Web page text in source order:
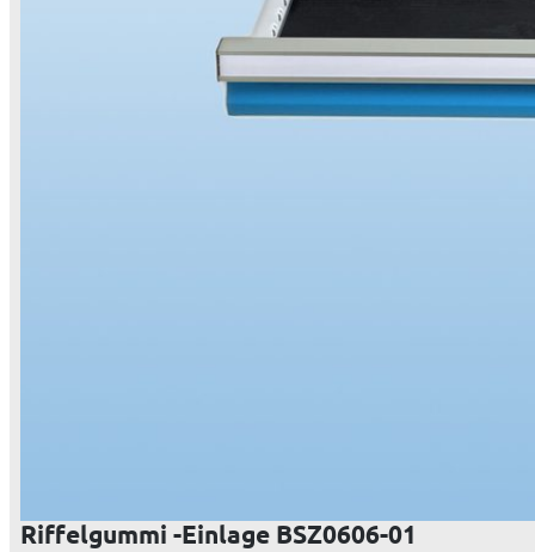
Riffelgummi -Einlage BSZ0606-01